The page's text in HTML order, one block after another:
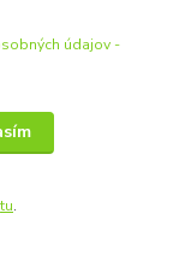
údajov -
tu.